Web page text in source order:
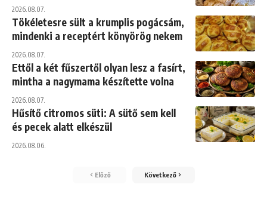
2026.08.07.
Tökéletesre sült a krumplis pogácsám,
mindenki a receptért könyörög nekem
2026.08.07.
Ettől a két fűszertől olyan lesz a fasírt,
mintha a nagymama készítette volna
2026.08.07.
Hűsítő citromos süti: A sütő sem kell
és pecek alatt elkészül
2026.08.06.
Előző Következő